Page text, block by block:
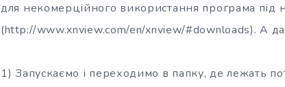
для некомерційного використання програма під
(http://www.xnview.com/en/xnview/#downloads). А
1) Запускаємо і переходимо в папку, де лежать